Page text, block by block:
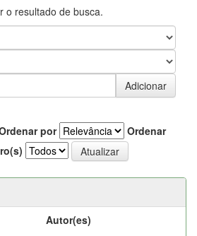
o resultado de busca.
por
Ordenar
Autor(es)